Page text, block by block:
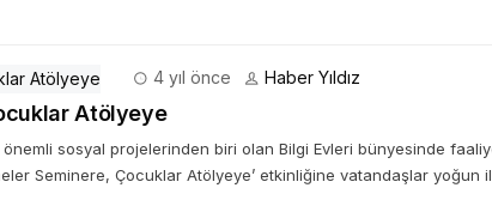
4 yıl önce Haber Yıldız
Atölyeye
önemli sosyal projelerinden biri olan Bilgi Evleri bünyesinde
Seminere, Çocuklar Atölyeye’ etkinliğine vatandaşlar yoğun